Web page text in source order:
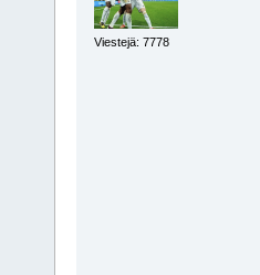
Viestejä: 7778